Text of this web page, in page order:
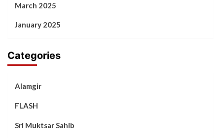
March 2025
January 2025
Categories
Alamgir
FLASH
Sri Muktsar Sahib